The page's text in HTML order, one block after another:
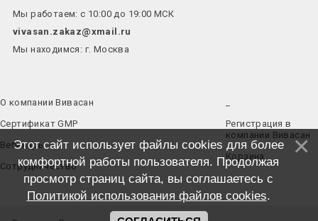
Мы работаем: с 10:00 до 19:00 МСК
vivasan.zakaz@xmail.ru
Мы находимся: г. Москва
О компании Вивасан
Сертификат GMP
Вебинары
Сотрудничество
Регистрация в
компании Вивасан
Корзина
Этот сайт использует файлы cookies для более
комфортной работы пользователя. Продолжая
просмотр страниц сайта, вы соглашаетесь с
Политикой использования файлов cookies.